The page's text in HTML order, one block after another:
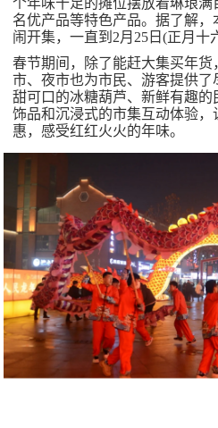
名优产品等特色产品。据了解，
闹开集，一直到2月25日(正月十
春节期间，除了能赶大集买年货
市、夜市也为市民、游客提供
甜可口的冰糖葫芦、新鲜有趣
饰品和沉浸式的市集互动体验
惠，感受红红火火的年味。